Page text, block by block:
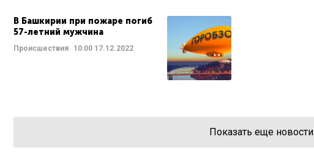
В Башкирии при пожаре погиб
57-летний мужчина
Происшествия 10:00 17.12.2022
Показать еще новости